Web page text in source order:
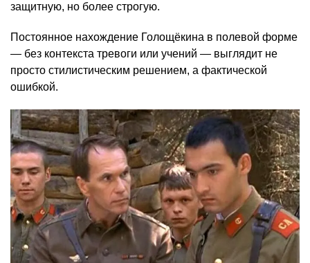
защитную, но более строгую.
Постоянное нахождение Голощёкина в полевой форме
— без контекста тревоги или учений — выглядит не
просто стилистическим решением, а фактической
ошибкой.